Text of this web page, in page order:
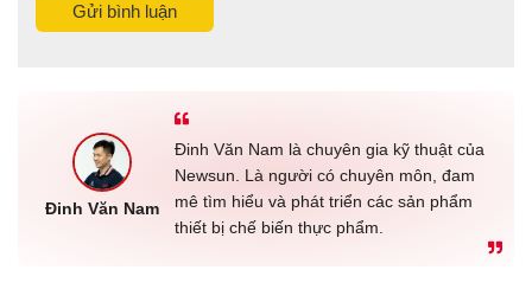
Gửi bình luận
Đinh Văn Nam
Đinh Văn Nam là chuyên gia kỹ thuật của
Newsun. Là người có chuyên môn, đam
mê tìm hiểu và phát triển các sản phẩm
thiết bị chế biến thực phẩm.